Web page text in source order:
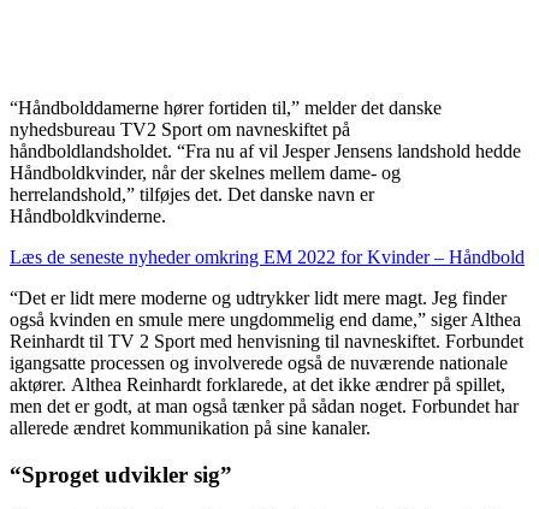
“Håndbolddamerne hører fortiden til,” melder det danske
nyhedsbureau TV2 Sport om navneskiftet på
håndboldlandsholdet. “Fra nu af vil Jesper Jensens landshold hedde
Håndboldkvinder, når der skelnes mellem dame- og
herrelandshold,” tilføjes det. Det danske navn er
Håndboldkvinderne.
Læs de seneste nyheder omkring EM 2022 for Kvinder – Håndbold
“Det er lidt mere moderne og udtrykker lidt mere magt. Jeg finder
også kvinden en smule mere ungdommelig end dame,” siger Althea
Reinhardt til TV 2 Sport med henvisning til navneskiftet. Forbundet
igangsatte processen og involverede også de nuværende nationale
aktører. Althea Reinhardt forklarede, at det ikke ændrer på spillet,
men det er godt, at man også tænker på sådan noget. Forbundet har
allerede ændret kommunikation på sine kanaler.
“Sproget udvikler sig”